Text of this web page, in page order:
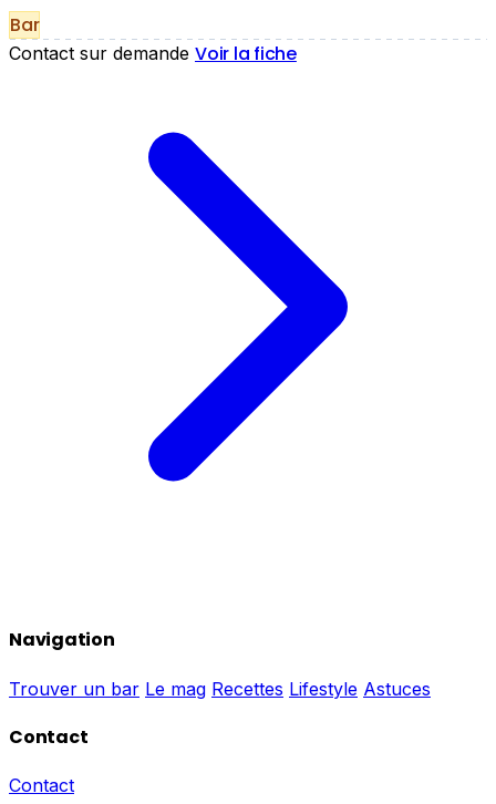
Bar
Contact sur demande Voir la fiche
Navigation
Trouver un bar Le mag Recettes Lifestyle Astuces
Contact
Contact